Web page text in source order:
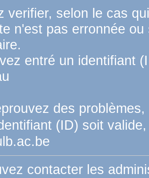
verifier, selon le cas
n'est pas erronnée
entré un identifiant
des
(ID) soit
contacter les